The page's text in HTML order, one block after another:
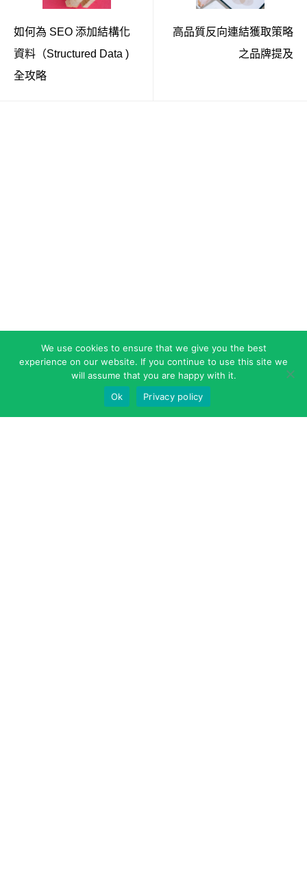
如何為 SEO 添加結構化
資料（Structured Data )
全攻略
高品質反向連結獲取策略
之品牌提及
We use cookies to ensure that we give you the best
experience on our website. If you continue to use this site we
will assume that you are happy with it.
Ok
Privacy policy